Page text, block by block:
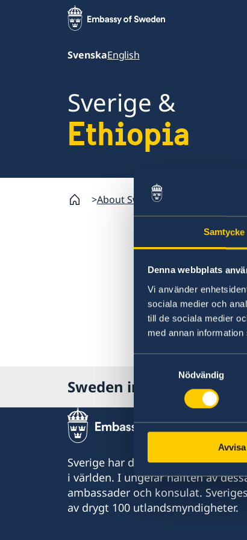
Samtycke
Denna webbplats
Vi använder
sociala medier och
till de sociala medier
med annan
Nödvändig
Avvisa
SvenskaEnglish
Sverige &
Ethiopia
About Sweden
Sweden in Ethiopia
Sverige har diplomatiska
i världen. I ungefär hälften av
ambassader och konsulat.
av drygt 100 utlandsmyndigheter.